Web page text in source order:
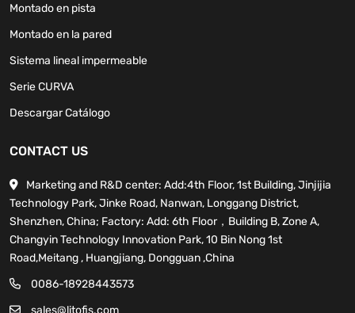
Montado en pista
Montado en la pared
Sistema lineal impermeable
Serie CURVA
Descargar Catálogo
CONTACT US
Marketing and R&D center: Add:4th Floor, 1st Building, Jinjijia
Technology Park, Jinke Road, Nanwan, Longgang District,
Shenzhen, China; Factory: Add: 6th Floor，Building B, Zone A,
Changyin Technology Innovation Park, 10 Bin Nong 1st
Road,Meitang , Huangjiang, Dongguan ,China
0086-18928443573
sales@litofis.com